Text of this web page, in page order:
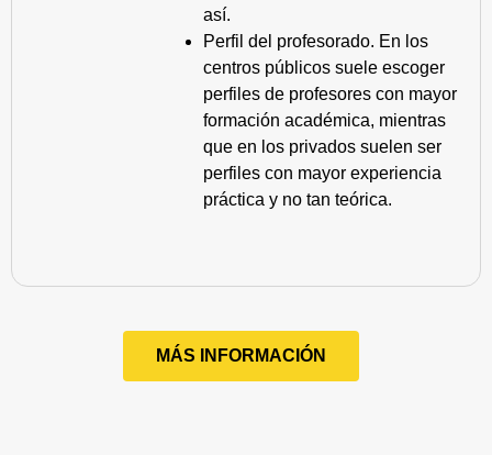
así.
Perfil del profesorado. En los
centros públicos suele escoger
perfiles de profesores con mayor
formación académica, mientras
que en los privados suelen ser
perfiles con mayor experiencia
práctica y no tan teórica.
MÁS INFORMACIÓN